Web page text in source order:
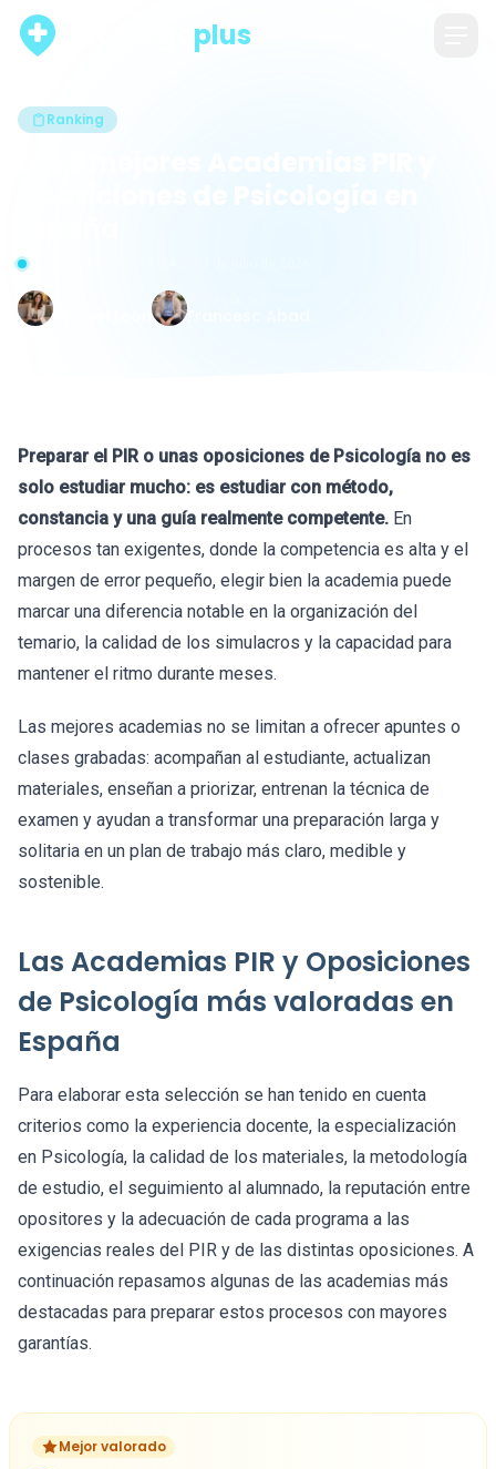
plus
Ranking
Actualizado hace 15 días · 22 de julio de 2026
Preparar el PIR o unas oposiciones de Psicología no es
solo estudiar mucho: es estudiar con método,
constancia y una guía realmente competente. En
procesos tan exigentes, donde la competencia es alta y el
margen de error pequeño, elegir bien la academia puede
marcar una diferencia notable en la organización del
temario, la calidad de los simulacros y la capacidad para
mantener el ritmo durante meses.
Las mejores academias no se limitan a ofrecer apuntes o
clases grabadas: acompañan al estudiante, actualizan
materiales, enseñan a priorizar, entrenan la técnica de
examen y ayudan a transformar una preparación larga y
solitaria en un plan de trabajo más claro, medible y
sostenible.
Las Academias PIR y Oposiciones
de Psicología más valoradas en
España
Para elaborar esta selección se han tenido en cuenta
criterios como la experiencia docente, la especialización
en Psicología, la calidad de los materiales, la metodología
de estudio, el seguimiento al alumnado, la reputación entre
opositores y la adecuación de cada programa a las
exigencias reales del PIR y de las distintas oposiciones. A
continuación repasamos algunas de las academias más
destacadas para preparar estos procesos con mayores
garantías.
Mejor valorado